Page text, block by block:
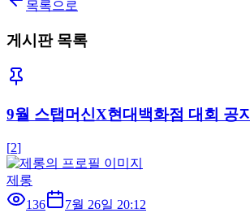
목록으로
게시판 목록
9월 스탭머신X현대백화점 대회 공지
[2]
제롱
136
7월 26일 20:12